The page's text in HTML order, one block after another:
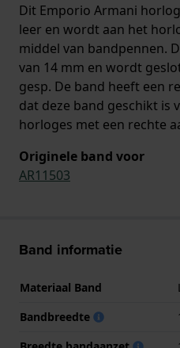
Dit Emporio Armani
leer en wordt aan het
middel van bandpennen.
van 14 mm en wordt
gesp. De band heeft een
dat deze band geschikt is
horloges met een rechte
Originele band voor
AR11503
Band informatie
Materiaal Band
Bandbreedte